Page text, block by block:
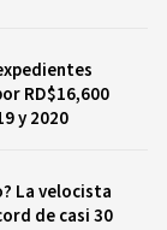
RD$16,600
y 2020
La velocista
de casi 30